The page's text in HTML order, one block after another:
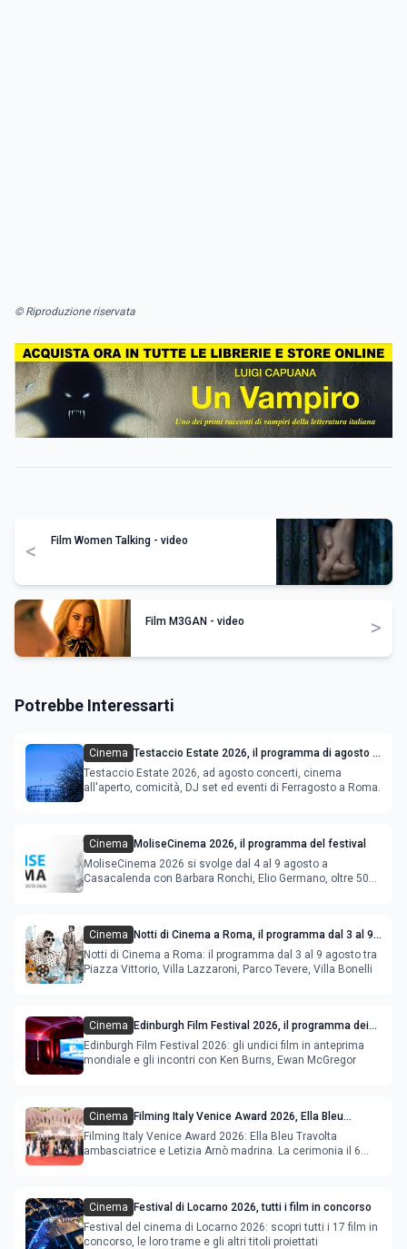
© Riproduzione riservata
< Film Women Talking - video
Film M3GAN - video >
Potrebbe Interessarti
Cinema Testaccio Estate 2026, il programma di agosto e
Ferragosto
Testaccio Estate 2026, ad agosto concerti, cinema
all'aperto, comicità, DJ set ed eventi di Ferragosto a Roma.
Cinema
MoliseCinema 2026, il programma del festival
MoliseCinema 2026 si svolge dal 4 al 9 agosto a
Casacalenda con Barbara Ronchi, Elio Germano, oltre 50
Cinema
Notti di Cinema a Roma, il programma dal 3 al 9
agosto
Notti di Cinema a Roma: il programma dal 3 al 9 agosto tra
Piazza Vittorio, Villa Lazzaroni, Parco Tevere, Villa Bonelli
Cinema
Edinburgh Film Festival 2026, il programma dei
film in anteprima mondiale
Edinburgh Film Festival 2026: gli undici film in anteprima
mondiale e gli incontri con Ken Burns, Ewan McGregor
Cinema
Filming Italy Venice Award 2026, Ella Bleu
Travolta ambasciatrice e Letizia Arnò madrina
Filming Italy Venice Award 2026: Ella Bleu Travolta
ambasciatrice e Letizia Arnò madrina. La cerimonia il 6
Cinema
Festival di Locarno 2026, tutti i film in concorso
Festival del cinema di Locarno 2026: scopri tutti i 17 film in
concorso, le loro trame e gli altri titoli proiettati